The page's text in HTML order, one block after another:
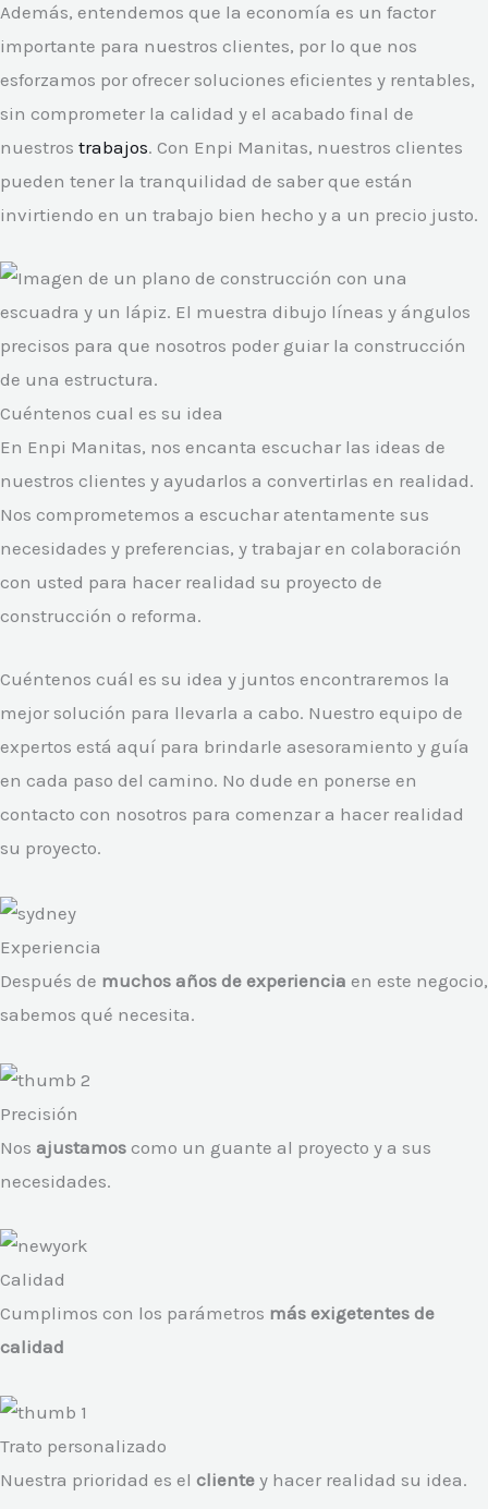
Además, entendemos que la economía es un factor
importante para nuestros clientes, por lo que nos
esforzamos por ofrecer soluciones eficientes y rentables,
sin comprometer la calidad y el acabado final de
nuestros trabajos. Con Enpi Manitas, nuestros clientes
pueden tener la tranquilidad de saber que están
invirtiendo en un trabajo bien hecho y a un precio justo.
Cuéntenos cual es su idea
En Enpi Manitas, nos encanta escuchar las ideas de
nuestros clientes y ayudarlos a convertirlas en realidad.
Nos comprometemos a escuchar atentamente sus
necesidades y preferencias, y trabajar en colaboración
con usted para hacer realidad su proyecto de
construcción o reforma.
Cuéntenos cuál es su idea y juntos encontraremos la
mejor solución para llevarla a cabo. Nuestro equipo de
expertos está aquí para brindarle asesoramiento y guía
en cada paso del camino. No dude en ponerse en
contacto con nosotros para comenzar a hacer realidad
su proyecto.
Experiencia
Después de muchos años de experiencia en este negocio,
sabemos qué necesita.
Precisión
Nos ajustamos como un guante al proyecto y a sus
necesidades.
Calidad
Cumplimos con los parámetros más exigetentes de
calidad
Trato personalizado
Nuestra prioridad es el cliente y hacer realidad su idea.